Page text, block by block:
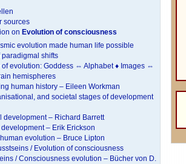
sources
on Evolution of consciousness
evolution made human life possible
paradigmal shifts
of evolution: Goddess ⇔ Alphabet ♦ Images ⇔
hemispheres
human history – Eileen Workman
and societal stages of development
development – Richard Barrett
– Erik Erickson
evolution – Bruce Lipton
/ Evolution of consciousness
/ Consciousness evolution – Bücher von D.